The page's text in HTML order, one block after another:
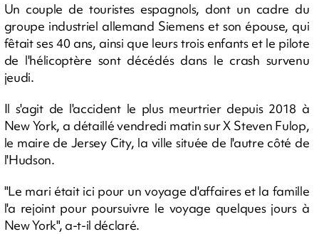
Un couple de touristes espagnols, dont un cadre du
groupe industriel allemand Siemens et son épouse, qui
fêtait ses 40 ans, ainsi que leurs trois enfants et le pilote
de l'hélicoptère sont décédés dans le crash survenu
jeudi.
Il s'agit de l'accident le plus meurtrier depuis 2018 à
New York, a détaillé vendredi matin sur X Steven Fulop,
le maire de Jersey City, la ville située de l'autre côté de
l'Hudson.
"Le mari était ici pour un voyage d'affaires et la famille
l'a rejoint pour poursuivre le voyage quelques jours à
New York", a-t-il déclaré.